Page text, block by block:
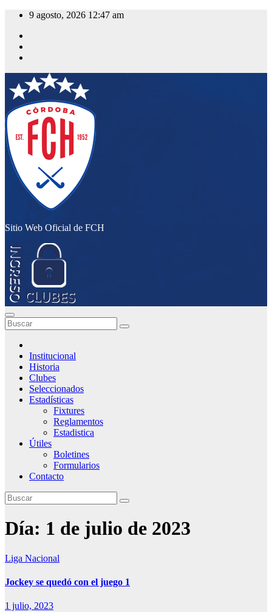
Saltar
contenido
9 agosto, 2026 12:47 am
Sitio Web Oficial de FCH
Institucional
Historia
Clubes
Seleccionados
Estadísticas
Fixtures
Reglamentos
Estadistica
Útiles
Boletines
Formularios
Contacto
Día: 1 de julio de 2023
Liga Nacional
Jockey se quedó con el juego 1
1 julio, 2023